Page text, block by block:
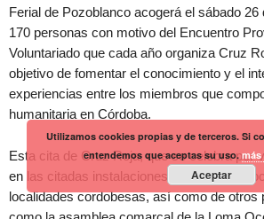
Ferial de Pozoblanco acogerá el sábado
170 personas con motivo del Encuentro
Voluntariado que cada año organiza Cruz
objetivo de fomentar el conocimiento y el
experiencias entre los miembros que
humanitaria en Córdoba.
Esta cita de Cruz Roja, que se celebra por
en las citadas instalaciones a personas
localidades cordobesas, así como de otros
Utilizamos cookies propias y de terceros. Si
entendemos que aceptas su uso.
Aceptar